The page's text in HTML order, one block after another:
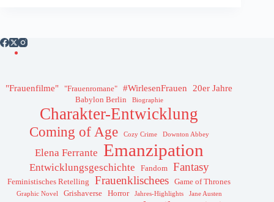
"Frauenfilme" "Frauenromane" #WirlesenFrauen 20er Jahre
Babylon Berlin Biographie
Charakter-Entwicklung
Coming of Age Cozy Crime Downton Abbey
Elena Ferrante Emanzipation
Entwicklungsgeschichte Fandom Fantasy
Feministisches Retelling Frauenklischees Game of Thrones
Graphic Novel Grishaverse Horror Jahres-Highlights Jane Austen